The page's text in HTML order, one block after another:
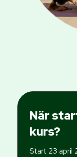
När
kurs?
Start 23 april